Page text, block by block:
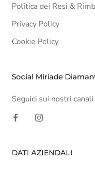
Politica dei Resi &
Privacy Policy
Cookie Policy
Social Miriade
Seguici sui nostri
DATI AZIENDALI